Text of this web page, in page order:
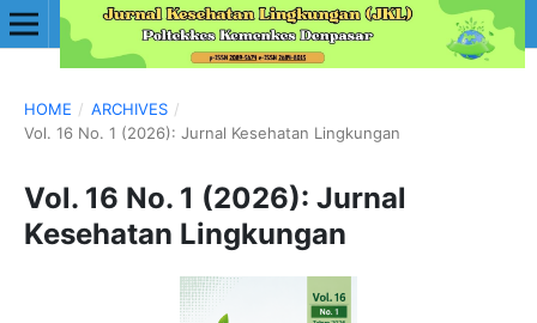
HOME / ARCHIVES /
Vol. 16 No. 1 (2026): Jurnal Kesehatan Lingkungan
Vol. 16 No. 1 (2026): Jurnal
Kesehatan Lingkungan